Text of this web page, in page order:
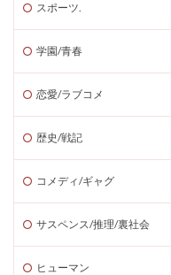
スポーツ.
学園/青春
恋愛/ラブコメ
歴史/戦記
コメディ/ギャグ
サスペンス/推理/裏社会
ヒューマン